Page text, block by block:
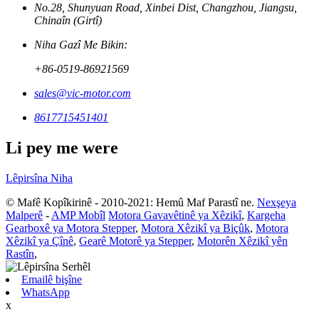
No.28, Shunyuan Road, Xinbei Dist, Changzhou, Jiangsu,
Chinaîn (Girtî)
Niha Gazî Me Bikin:
+86-0519-86921569
sales@vic-motor.com
8617715451401
Li pey me were
Lêpirsîna Niha
© Mafê Kopîkirinê - 2010-2021: Hemû Maf Parastî ne. Nexşeya
Malperê - AMP Mobîl Motora Gavavêtinê ya Xêzikî, Kargeha
Gearboxê ya Motora Stepper, Motora Xêzikî ya Biçûk, Motora
Xêzikî ya Çînê, Gearê Motorê ya Stepper, Motorên Xêzikî yên
Rastîn,
Emailê bişîne
WhatsApp
x